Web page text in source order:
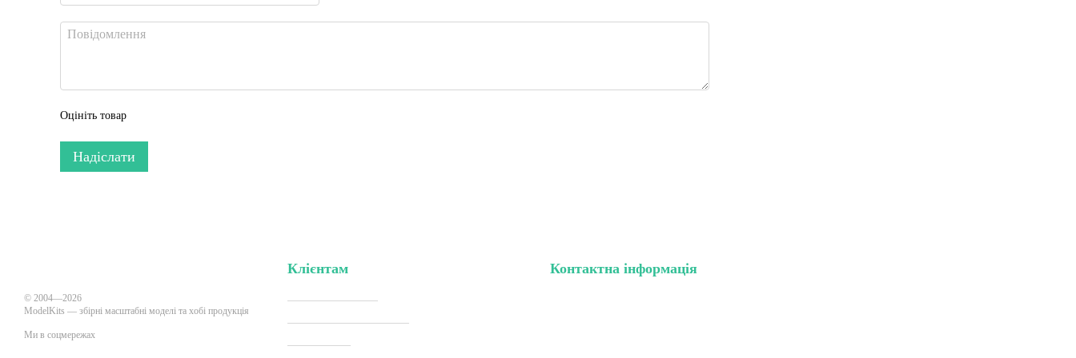
Оцініть товар
Надіслати
© 2004—2026
ModelKits — збірні масштабні моделі та хобі продукція
Ми в соцмережах
Клієнтам Контактна інформація